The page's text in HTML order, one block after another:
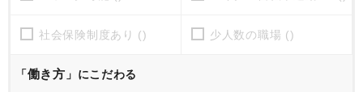
社会保険制度あり () 少人数の職場 ()
「働き方 」にこだわる